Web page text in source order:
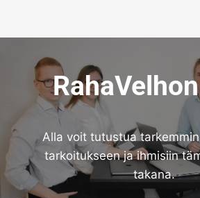
Alla voit tutustua
tarkoitukseen ja ihmisiin
takana.